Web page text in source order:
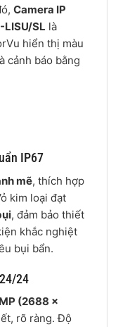
Camera IP
LISU/SL là
hiển thị màu
cảnh báo bằng
IP67
mẽ, thích hợp
kim loại đạt
, đảm bảo thiết
khắc nghiệt
bụi bẩn.
24
(2688 ×
rõ ràng. Độ